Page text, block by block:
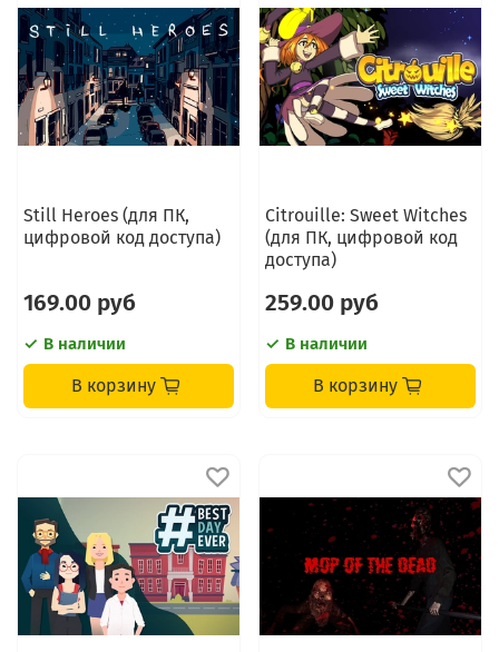
Still Heroes (для ПК,
цифровой код доступа)
169.00 руб
В наличии
В корзину
Citrouille: Sweet Witches
(для ПК, цифровой код
доступа)
259.00 руб
В наличии
В корзину